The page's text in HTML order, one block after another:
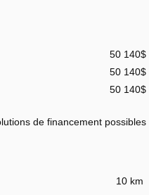
50 140$
50 140$
50 140$
de financement possibles
10 km